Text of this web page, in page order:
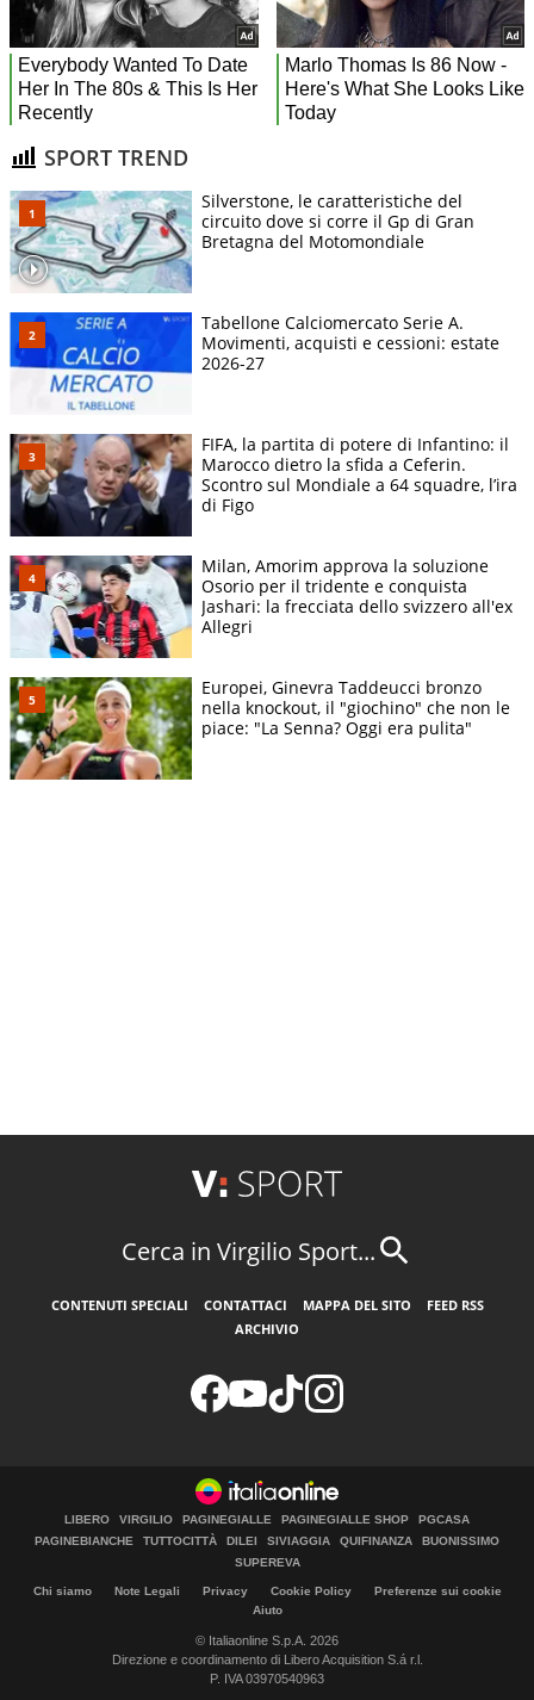
SPORT TREND
Silverstone, le caratteristiche del
circuito dove si corre il Gp di Gran
Bretagna del Motomondiale
Tabellone Calciomercato Serie A.
Movimenti, acquisti e cessioni: estate
2026-27
FIFA, la partita di potere di Infantino: il
Marocco dietro la sfida a Ceferin.
Scontro sul Mondiale a 64 squadre, l’ira
di Figo
Milan, Amorim approva la soluzione
Osorio per il tridente e conquista
Jashari: la frecciata dello svizzero all'ex
Allegri
Europei, Ginevra Taddeucci bronzo
nella knockout, il "giochino" che non le
piace: "La Senna? Oggi era pulita"
Cerca in Virgilio Sport...
CONTENUTI SPECIALI CONTATTACI MAPPA DEL SITO
FEED RSS
ARCHIVIO
LIBERO VIRGILIO PAGINEGIALLE PAGINEGIALLE SHOP
PGCASA
PAGINEBIANCHE
TUTTOCITTÀ DILEI SIVIAGGIA QUIFINANZA
BUONISSIMO
SUPEREVA
Chi siamo Note Legali Privacy Cookie Policy
Preferenze sui cookie
Aiuto
© Italiaonline S.p.A. 2026
Direzione e coordinamento di Libero Acquisition S.á r.l.
P. IVA 03970540963